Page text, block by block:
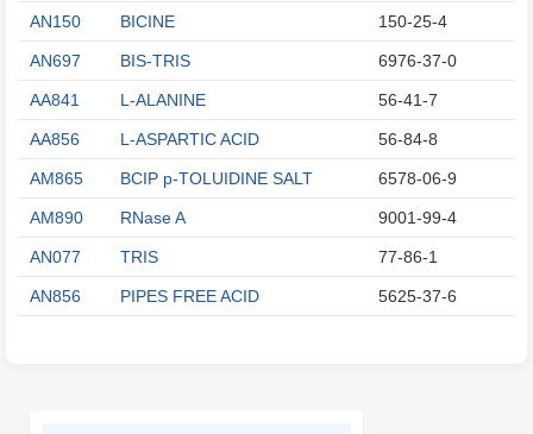
AN150 BICINE 150-25-4
AN697 BIS-TRIS 6976-37-0
AA841 L-ALANINE 56-41-7
AA856 L-ASPARTIC ACID 56-84-8
AM865 BCIP p-TOLUIDINE SALT 6578-06-9
AM890 RNase A 9001-99-4
AN077 TRIS 77-86-1
AN856 PIPES FREE ACID 5625-37-6